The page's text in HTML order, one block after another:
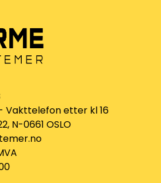
Vakttelefon etter kl 16
N-0661 OSLO